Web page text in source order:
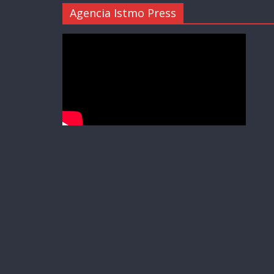
Agencia Istmo Press